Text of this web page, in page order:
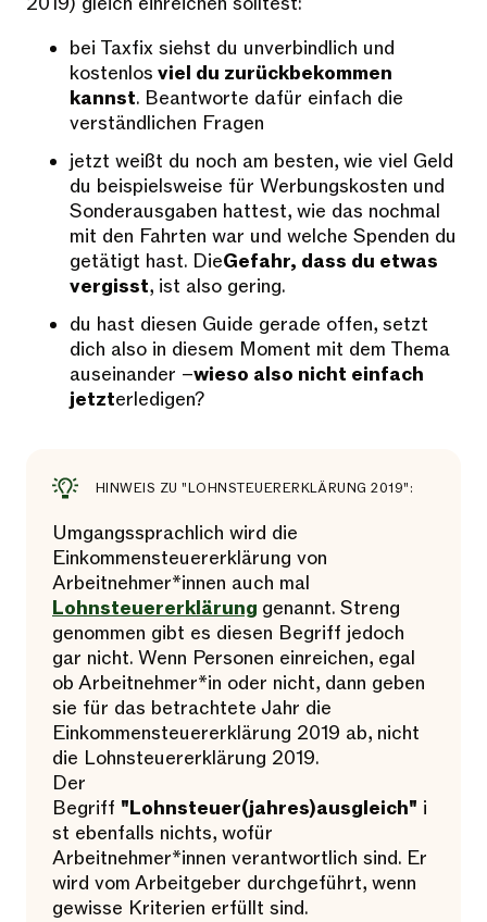
bei Taxfix siehst du unverbindlich und
kostenlos viel du zurückbekommen
kannst. Beantworte dafür einfach die
verständlichen Fragen
jetzt weißt du noch am besten, wie viel Geld
du beispielsweise für Werbungskosten und
Sonderausgaben hattest, wie das nochmal
mit den Fahrten war und welche Spenden du
getätigt hast. DieGefahr, dass du etwas
vergisst, ist also gering.
du hast diesen Guide gerade offen, setzt
dich also in diesem Moment mit dem Thema
auseinander –wieso also nicht einfach
jetzterledigen?
HINWEIS ZU "LOHNSTEUERERKLÄRUNG 2019":
Umgangssprachlich wird die
Einkommensteuererklärung von
Arbeitnehmer*innen auch mal
Lohnsteuererklärung genannt. Streng
genommen gibt es diesen Begriff jedoch
gar nicht. Wenn Personen einreichen, egal
ob Arbeitnehmer*in oder nicht, dann geben
sie für das betrachtete Jahr die
Einkommensteuererklärung 2019 ab, nicht
die Lohnsteuererklärung 2019.
Der
Begriff "Lohnsteuer(jahres)ausgleich" i
st ebenfalls nichts, wofür
Arbeitnehmer*innen verantwortlich sind. Er
wird vom Arbeitgeber durchgeführt, wenn
gewisse Kriterien erfüllt sind.